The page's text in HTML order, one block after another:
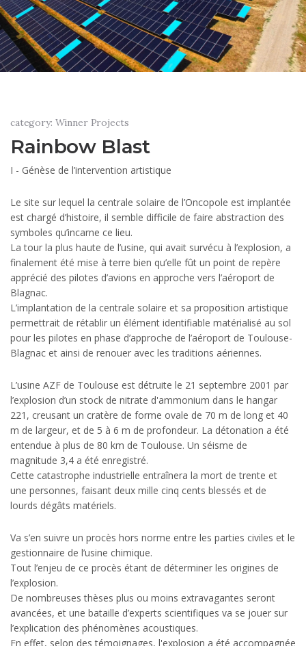
category: Winner Projects
Rainbow Blast
I - Génèse de l’intervention artistique
Le site sur lequel la centrale solaire de l’Oncopole est implantée
est chargé d’histoire, il semble difficile de faire abstraction des
symboles qu’incarne ce lieu.
La tour la plus haute de l’usine, qui avait survécu à l’explosion, a
finalement été mise à terre bien qu’elle fût un point de repère
apprécié des pilotes d’avions en approche vers l’aéroport de
Blagnac.
L’implantation de la centrale solaire et sa proposition artistique
permettrait de rétablir un élément identifiable matérialisé au sol
pour les pilotes en phase d’approche de l’aéroport de Toulouse-
Blagnac et ainsi de renouer avec les traditions aériennes.
L’usine AZF de Toulouse est détruite le 21 septembre 2001 par
l’explosion d’un stock de nitrate d'ammonium dans le hangar
221, creusant un cratère de forme ovale de 70 m de long et 40
m de largeur, et de 5 à 6 m de profondeur. La détonation a été
entendue à plus de 80 km de Toulouse. Un séisme de
magnitude 3,4 a été enregistré.
Cette catastrophe industrielle entraînera la mort de trente et
une personnes, faisant deux mille cinq cents blessés et de
lourds dégâts matériels.
Va s’en suivre un procès hors norme entre les parties civiles et le
gestionnaire de l’usine chimique.
Tout l’enjeu de ce procès étant de déterminer les origines de
l’explosion.
De nombreuses thèses plus ou moins extravagantes seront
avancées, et une bataille d’experts scientifiques va se jouer sur
l’explication des phénomènes acoustiques.
En effet, selon des témoignages, l'explosion a été accompagnée